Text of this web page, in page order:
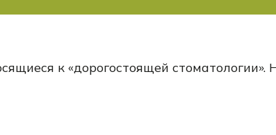
к «дорогостоящей стоматологии».